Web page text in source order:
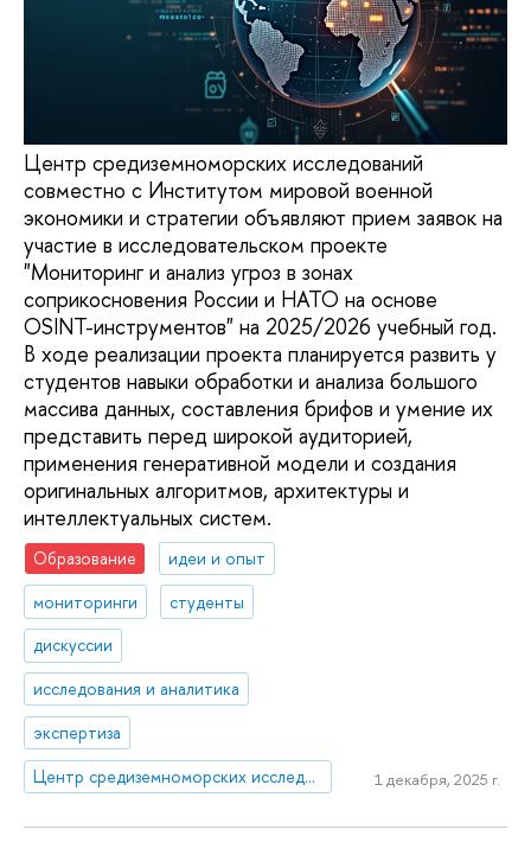
Центр средиземноморских исследований
совместно с Институтом мировой военной
экономики и стратегии объявляют прием заявок на
участие в исследовательском проекте
"Мониторинг и анализ угроз в зонах
соприкосновения России и НАТО на основе
OSINT-инструментов" на 2025/2026 учебный год.
В ходе реализации проекта планируется развить у
студентов навыки обработки и анализа большого
массива данных, составления брифов и умение их
представить перед широкой аудиторией,
применения генеративной модели и создания
оригинальных алгоритмов, архитектуры и
интеллектуальных систем.
Образование
идеи и опыт
мониторинги
студенты
дискуссии
исследования и аналитика
экспертиза
Центр средиземноморских исследований
1 декабря, 2025 г.